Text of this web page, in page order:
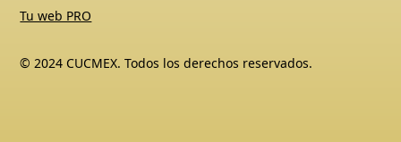
© 2024 CUCMEX. Todos los derechos reservados.
Tu web PRO